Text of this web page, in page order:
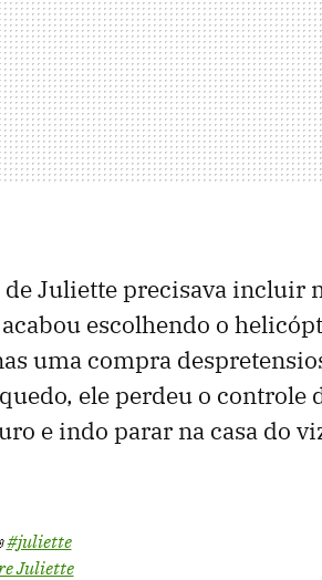
de Juliette precisava incluir
escolhendo o
uma compra
ele perdeu o controle
e indo parar na casa do
#juliette
Juliette